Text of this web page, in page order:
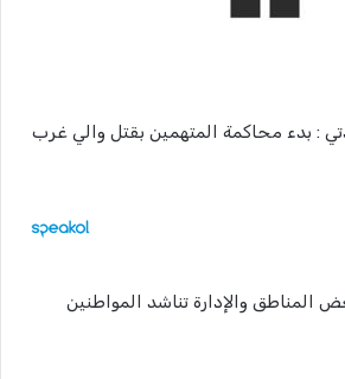
: بدء محاكمة المتهمين بقتل والي غرب
المناطق والإدارة تناشد المواطنين